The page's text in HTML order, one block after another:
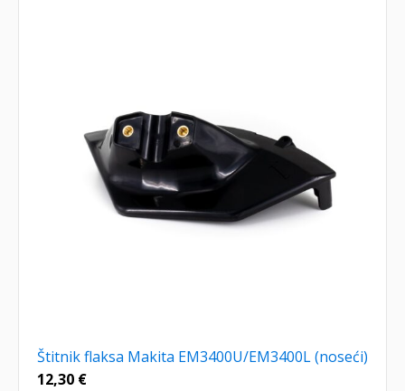
Štitnik flaksa Makita EM3400U/EM3400L (noseći)
12,30 €